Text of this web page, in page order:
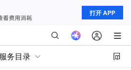
打开 APP
服务目录